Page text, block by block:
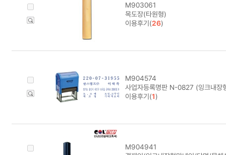
M903061
목도장(타원형)
이용후기(26)
M904574
사업자등록명판 N-0827 (잉크내
이용후기(1)
M904941